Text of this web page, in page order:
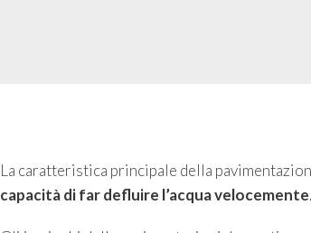
La caratteristica principale della
capacità di far defluire l’acqua velocemente.